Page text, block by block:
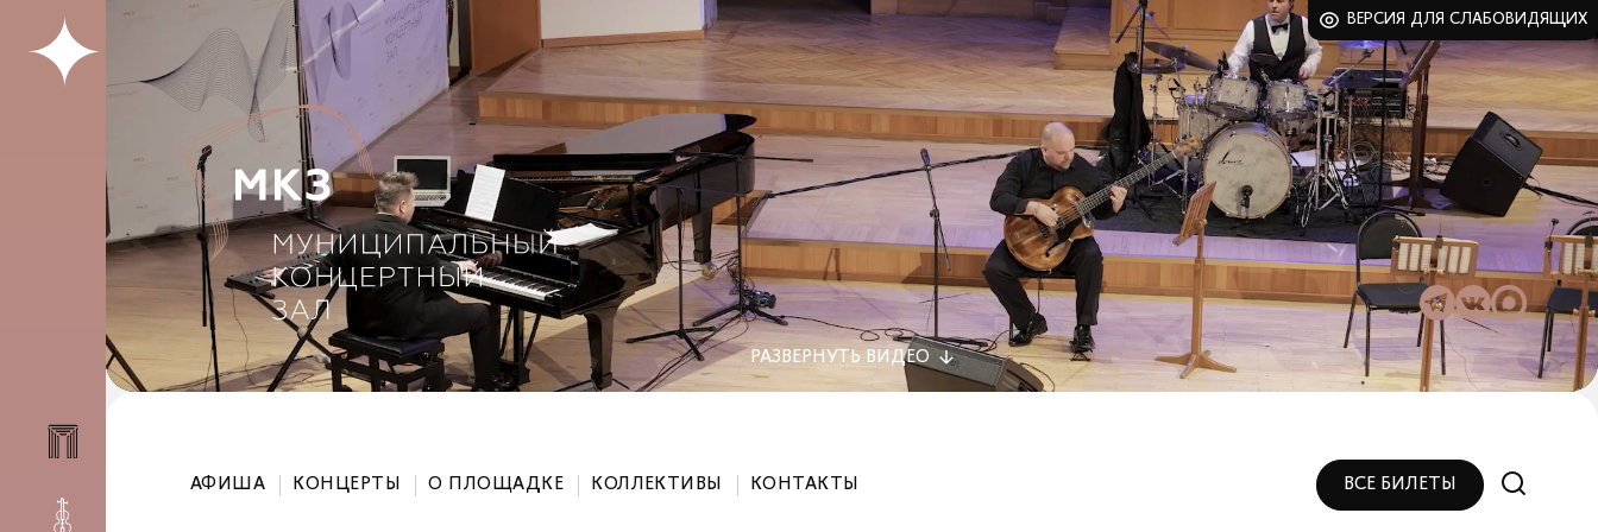
ВЕРСИЯ ДЛЯ СЛАБОВИДЯЩИХ
РАЗВЕРНУТЬ ВИДЕО
АФИША КОНЦЕРТЫ О ПЛОЩАДКЕ КОЛЛЕКТИВЫ КОНТАКТЫ ВСЕ БИЛЕТЫ